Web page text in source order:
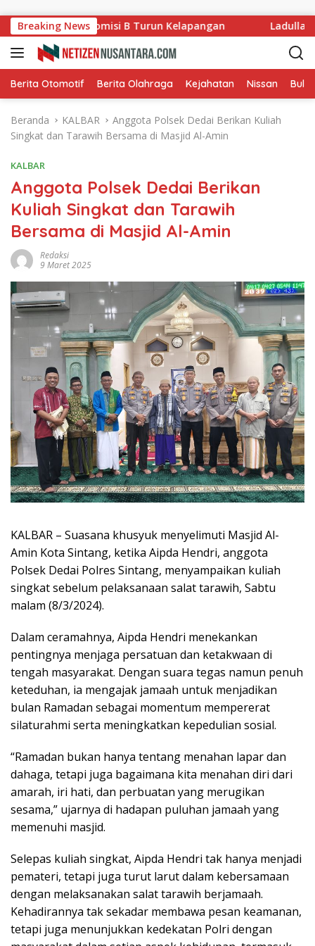
Breaking News
Ladang, Komisi B Turun Kelapangan Ladullah
Berita Otomotif Berita Olahraga Kejahatan Nissan
Beranda KALBAR
Anggota Polsek Dedai Berikan Kuliah
Singkat dan Tarawih Bersama di Masjid Al-Amin
KALBAR
Anggota Polsek Dedai Berikan
Kuliah Singkat dan Tarawih
Bersama di Masjid Al-Amin
Redaksi
9 Maret 2025
KALBAR – Suasana khusyuk menyelimuti Masjid Al-
Amin Kota Sintang, ketika Aipda Hendri, anggota
Polsek Dedai Polres Sintang, menyampaikan kuliah
singkat sebelum pelaksanaan salat tarawih, Sabtu
malam (8/3/2024).
Dalam ceramahnya, Aipda Hendri menekankan
pentingnya menjaga persatuan dan ketakwaan di
tengah masyarakat. Dengan suara tegas namun penuh
keteduhan, ia mengajak jamaah untuk menjadikan
bulan Ramadan sebagai momentum mempererat
silaturahmi serta meningkatkan kepedulian sosial.
“Ramadan bukan hanya tentang menahan lapar dan
dahaga, tetapi juga bagaimana kita menahan diri dari
amarah, iri hati, dan perbuatan yang merugikan
sesama,” ujarnya di hadapan puluhan jamaah yang
memenuhi masjid.
Selepas kuliah singkat, Aipda Hendri tak hanya menjadi
pemateri, tetapi juga turut larut dalam kebersamaan
dengan melaksanakan salat tarawih berjamaah.
Kehadirannya tak sekadar membawa pesan keamanan,
tetapi juga menunjukkan kedekatan Polri dengan